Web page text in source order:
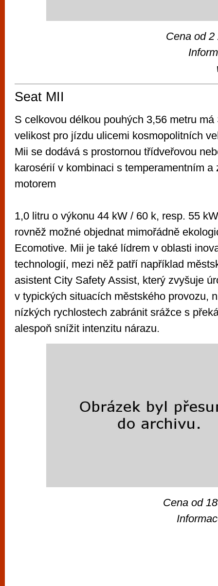
Cena od
Seat MII
S celkovou délkou pouhých 3,56 metru
velikost pro jízdu ulicemi kosmopolitních
Mii se dodává s prostornou třídveřovou
karosérií v kombinaci s temperamentním a
motorem
1,0 litru o výkonu 44 kW / 60 k, resp. 55
rovněž možné objednat mimořádně
Ecomotive. Mii je také lídrem v oblasti
technologií, mezi něž patří například
asistent City Safety Assist, který zvyšuje
v typických situacích městského provozu,
nízkých rychlostech zabránit srážce s
alespoň snížit intenzitu nárazu.
Cena od